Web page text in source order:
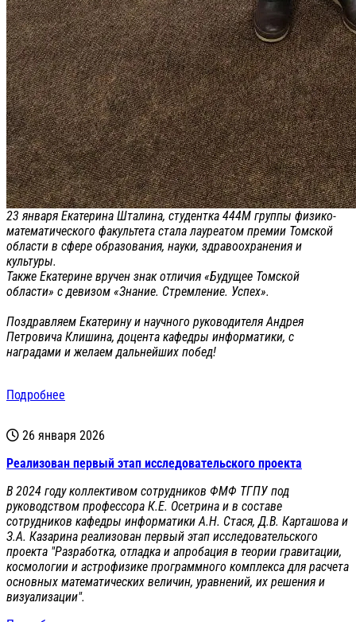
23 января Екатерина Шталина, студентка 444М группы физико-
математического факультета стала лауреатом премии Томской
области в сфере образования, науки, здравоохранения и
культуры.
Также Екатерине вручен знак отличия «Будущее Томской
области» с девизом «Знание. Стремление. Успех».
Поздравляем Екатерину и научного руководителя Андрея
Петровича Клишина, доцента кафедры информатики, с
наградами и желаем дальнейших побед!
Подробнее
26 января 2026
Реализован первый этап исследовательского проекта
В 2024 году коллективом сотрудников ФМФ ТГПУ под
руководством профессора К.Е. Осетрина и в составе
сотрудников кафедры информатики А.Н. Стася, Д.В. Карташова и
З.А. Казарина реализован первый этап исследовательского
проекта "Разработка, отладка и апробация в теории гравитации,
космологии и астрофизике программного комплекса для расчета
основных математических величин, уравнений, их решения и
визуализации".